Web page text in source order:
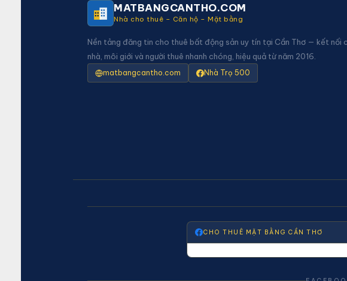
MATBANGCANTHO.COM
Nhà cho thuê – Căn hộ – Mặt bằng
Nền tảng đăng tin cho thuê bất động sản uy tín tại Cần Thơ — kết nối
nhà, môi giới và người thuê nhanh chóng, hiệu quả từ năm 2016.
matbangcantho.com Nhà Trọ 500
CHO THUÊ MẶT BẰNG CẦN THƠ